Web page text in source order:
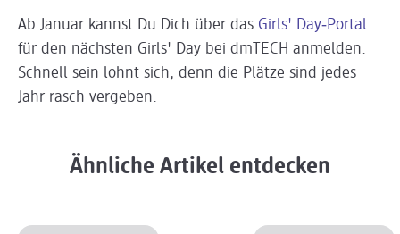
Ab Januar kannst Du Dich über das Girls' Day‑Portal
für den nächsten Girls' Day bei dmTECH anmelden.
Schnell sein lohnt sich, denn die Plätze sind jedes
Jahr rasch vergeben.
Ähnliche Artikel entdecken